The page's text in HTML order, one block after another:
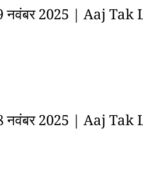
नवंबर 2025 | Aaj Tak
नवंबर 2025 | Aaj Tak